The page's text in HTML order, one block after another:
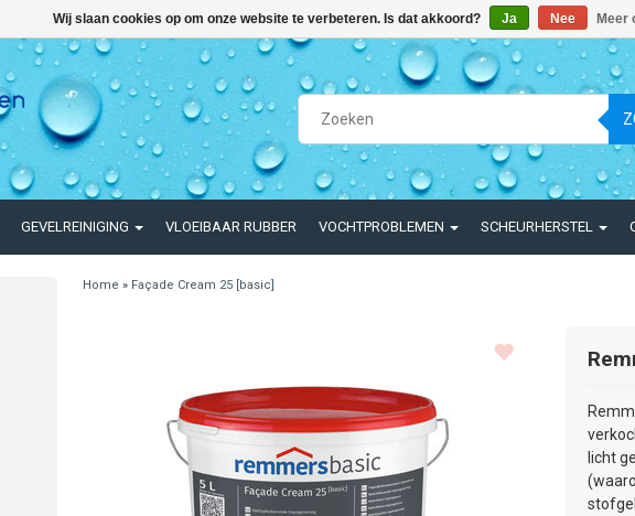
GEVELREINIGING VLOEIBAAR RUBBER VOCHTPROBLEMEN SCHEURHERSTEL
Home » Façade Cream 25 [basic]
licht
Wij slaan cookies op om onze website te verbeteren. Is dat akkoord? Ja Nee Meer